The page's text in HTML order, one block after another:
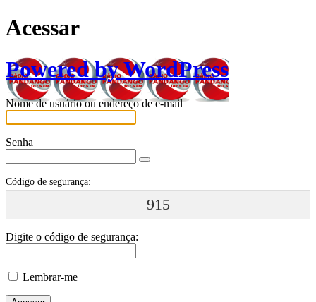
Acessar
Powered by WordPress
Nome de usuário ou endereço de e-mail
Senha
Código de segurança:
915
Digite o código de segurança:
Lembrar-me